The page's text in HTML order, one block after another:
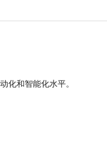
化和智能化水平。